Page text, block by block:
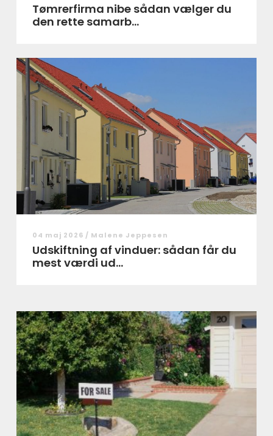
Tømrerfirma nibe sådan vælger du
den rette samarb...
04 maj 2026 / Malene Jeppesen
Udskiftning af vinduer: sådan får du
mest værdi ud...